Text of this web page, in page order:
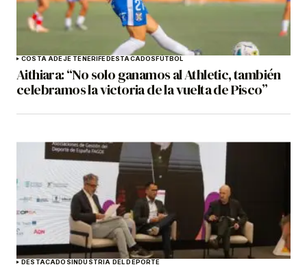
COSTA ADEJE TENERIFE DESTACADOS FÚTBOL
Aithiara: “No solo ganamos al Athletic, también
celebramos la victoria de la vuelta de Pisco”
DESTACADOS INDUSTRIA DEL DEPORTE